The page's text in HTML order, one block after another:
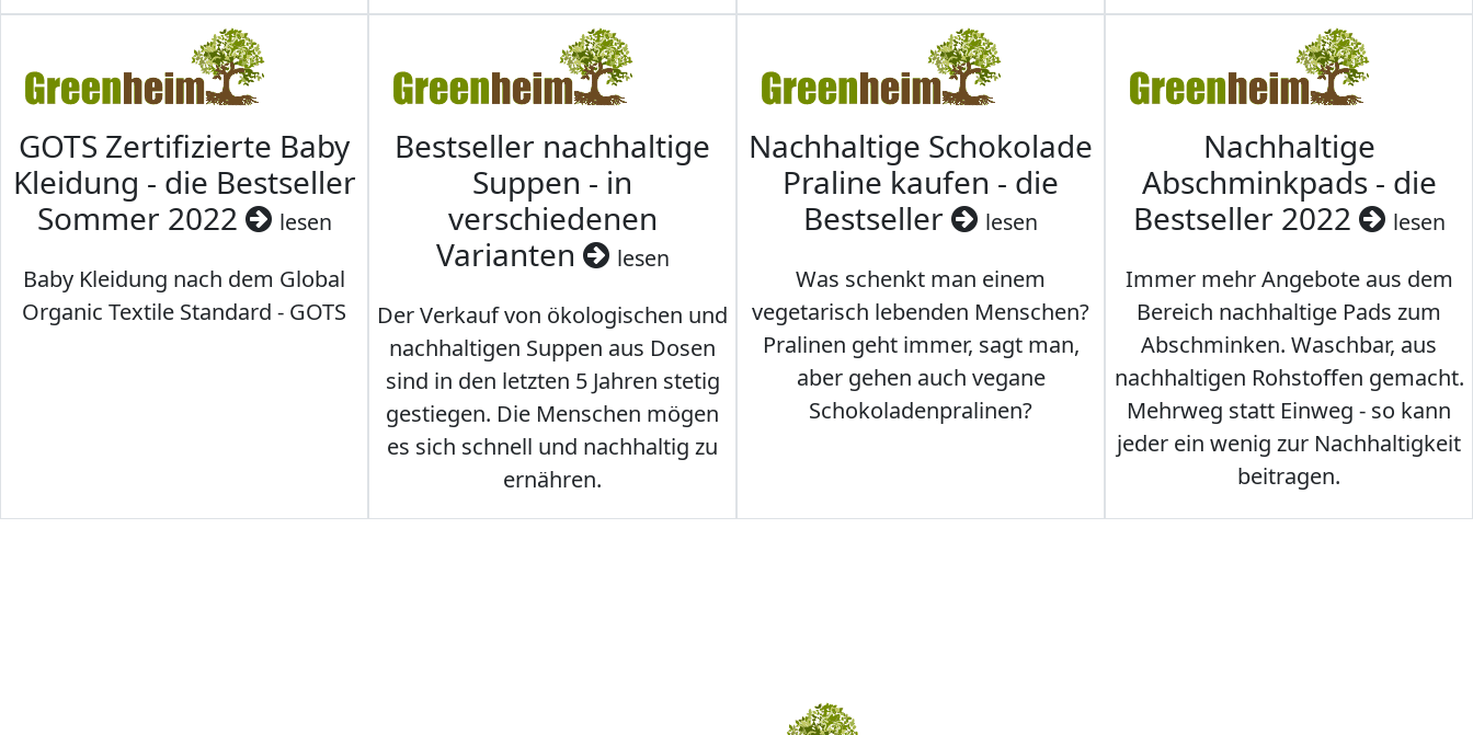
GOTS Zertifizierte Baby
Kleidung - die Bestseller
Sommer 2022
lesen
Baby Kleidung nach dem Global
Organic Textile Standard - GOTS
Bestseller nachhaltige
Suppen - in
verschiedenen
Varianten
lesen
Der Verkauf von ökologischen und
nachhaltigen Suppen aus Dosen
sind in den letzten 5 Jahren stetig
gestiegen. Die Menschen mögen
es sich schnell und nachhaltig zu
ernähren.
Nachhaltige Schokolade
Praline kaufen - die
Bestseller
lesen
Was schenkt man einem
vegetarisch lebenden Menschen?
Pralinen geht immer, sagt man,
aber gehen auch vegane
Schokoladenpralinen?
Nachhaltige
Abschminkpads - die
Bestseller 2022
lesen
Immer mehr Angebote aus dem
Bereich nachhaltige Pads zum
Abschminken. Waschbar, aus
nachhaltigen Rohstoffen gemacht.
Mehrweg statt Einweg - so kann
jeder ein wenig zur Nachhaltigkeit
beitragen.